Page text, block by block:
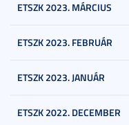
ETSZK 2023. MÁRCIUS
ETSZK 2023. FEBRUÁR
ETSZK 2023. JANUÁR
ETSZK 2022. DECEMBER